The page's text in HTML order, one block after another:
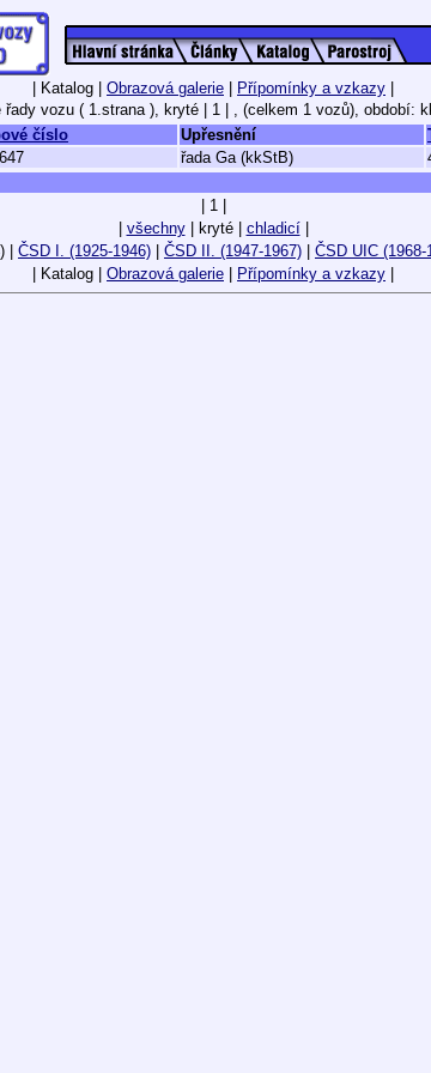
| Katalog | Obrazová galerie Přípomínky a vzkazy
řady vozu ( 1.strana ), kryté
| 1 | , (celkem 1 vozů), období:
číslo Upřesnění
řada Ga (kkStB)
| 1 |
všechny| kryté | chladicí|
| ČSD I. (1925-1946) ČSD II. (1947-1967) ČSD UIC (1968-
| Katalog | Obrazová galerie Přípomínky a vzkazy